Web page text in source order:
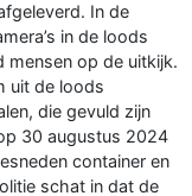
In de
in de loods
mensen op de uitkijk.
uit de loods
die gevuld zijn
30 augustus 2024
container en
schat in dat de